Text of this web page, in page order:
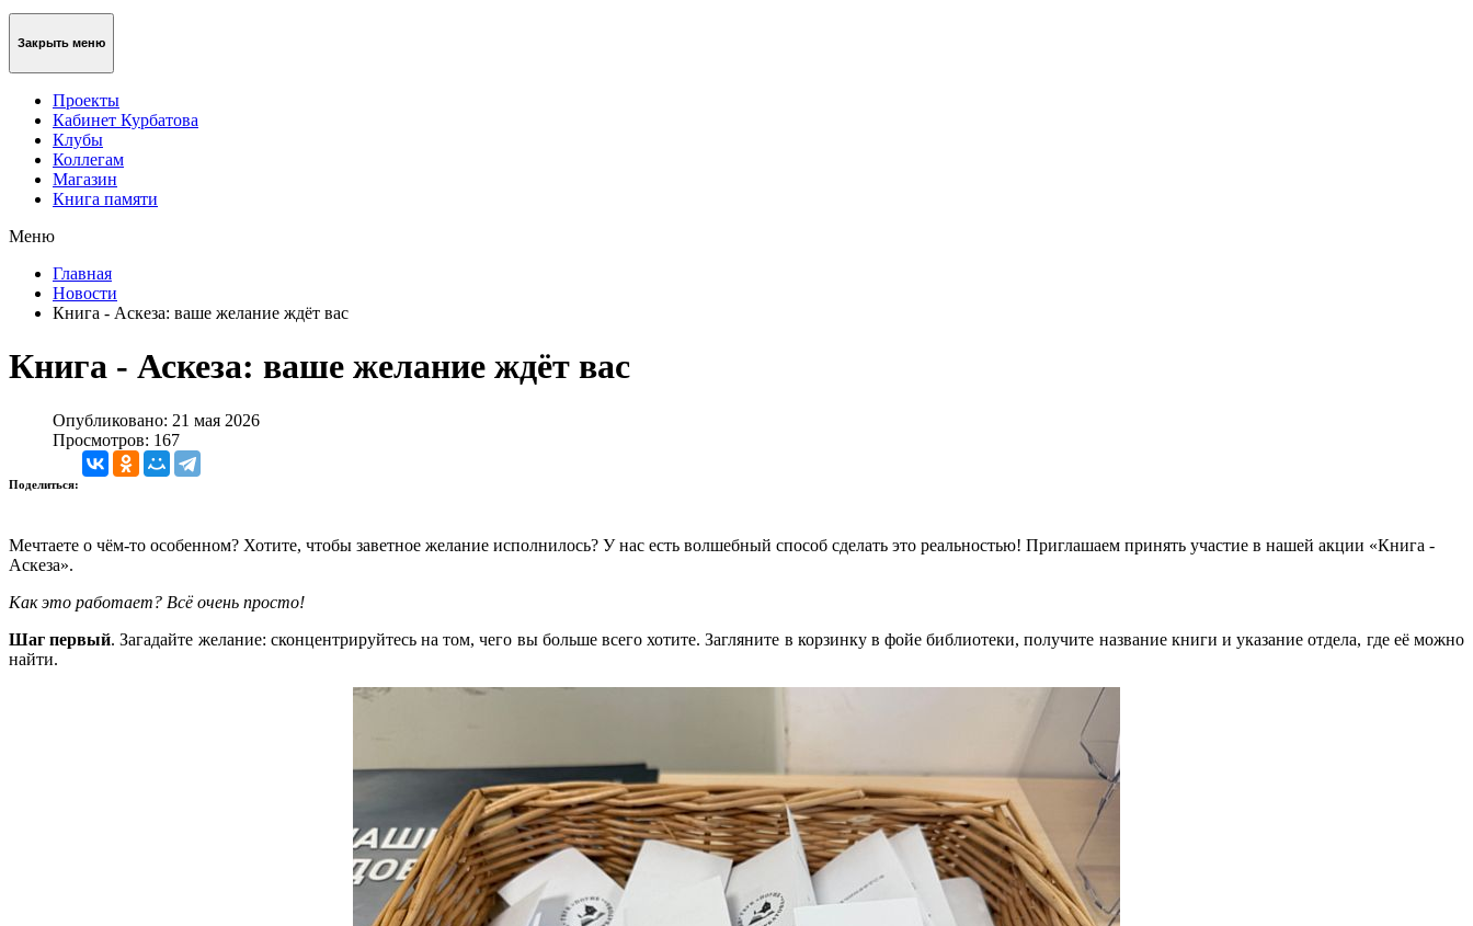
Закрыть меню
Проекты
Кабинет Курбатова
Клубы
Коллегам
Магазин
Книга памяти
Меню
Главная
Новости
Книга - Аскеза: ваше желание ждёт вас
Книга - Аскеза: ваше желание ждёт вас
Опубликовано: 21 мая 2026
Просмотров: 167
Поделиться:
Мечтаете о чём‑то особенном? Хотите, чтобы заветное желание исполнилось? У нас есть волшебный способ сделать это реальностью! Приглашаем принять участие в нашей акции «Книга -
Аскеза».
Как это работает? Всё очень просто!
Шаг первый. Загадайте желание: сконцентрируйтесь на том, чего вы больше всего хотите. Загляните в корзинку в фойе библиотеки, получите название книги и указание отдела, где её можно
найти.